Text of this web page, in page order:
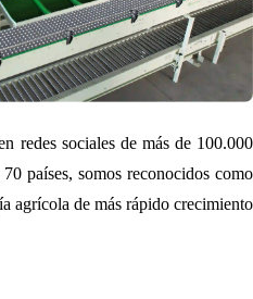
redes sociales de más de 100.000
países, somos reconocidos como
agrícola de más rápido crecimiento